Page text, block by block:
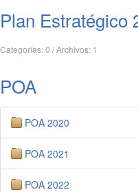
Plan Estratégico
Categorías: 0 /Archivos: 1
POA
POA 2020
POA 2021
POA 2022